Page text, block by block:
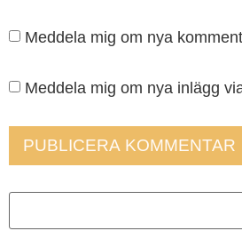
Meddela mig om nya
Meddela mig om nya inlägg